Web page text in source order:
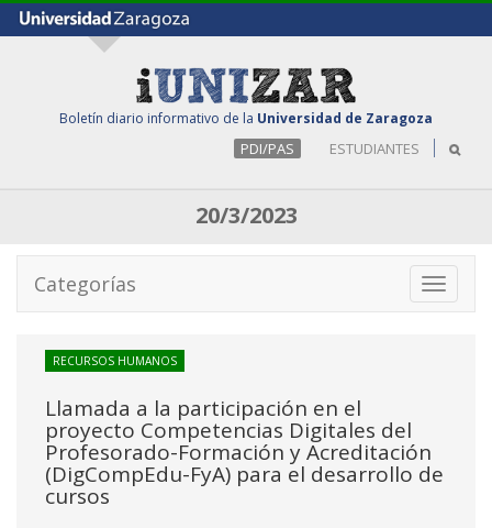
Boletín diario informativo de la Universidad de Zaragoza
PDI/PAS ESTUDIANTES
20/3/2023
Toggle
Categorías
RECURSOS HUMANOS
Llamada a la participación en el
proyecto Competencias Digitales del
Profesorado-Formación y Acreditación
(DigCompEdu-FyA) para el desarrollo de
cursos